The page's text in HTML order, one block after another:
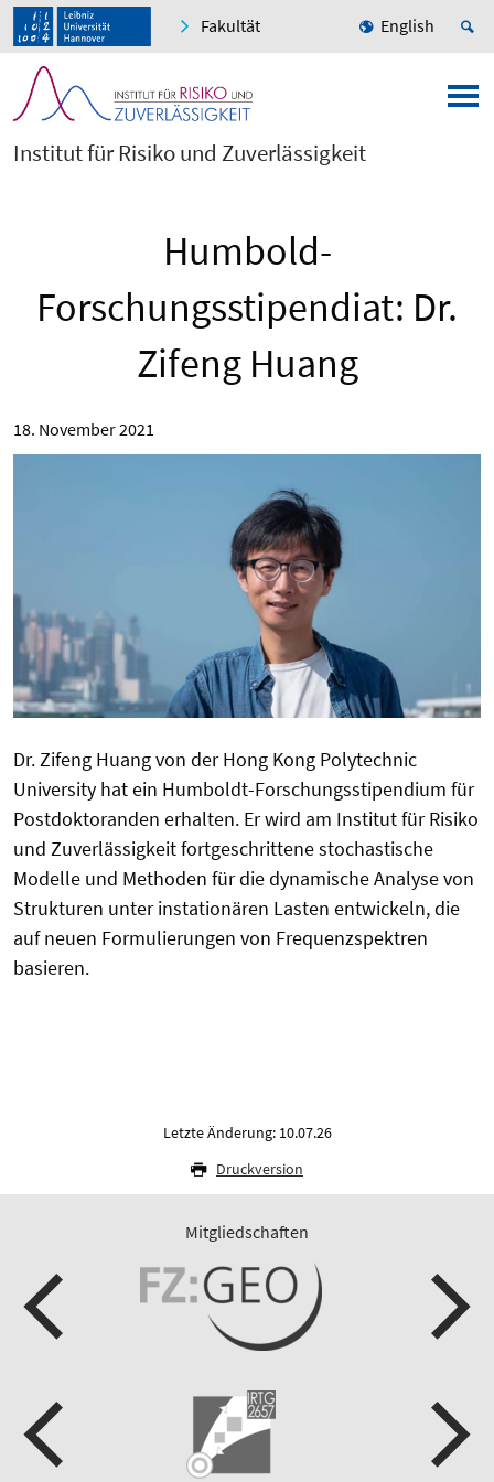
Fakultät English
Institut für Risiko und Zuverlässigkeit
Humbold-
Forschungsstipendiat: Dr.
Zifeng Huang
18. November 2021
Dr. Zifeng Huang von der Hong Kong Polytechnic
University hat ein Humboldt-Forschungsstipendium für
Postdoktoranden erhalten. Er wird am Institut für Risiko
und Zuverlässigkeit fortgeschrittene stochastische
Modelle und Methoden für die dynamische Analyse von
Strukturen unter instationären Lasten entwickeln, die
auf neuen Formulierungen von Frequenzspektren
basieren.
Letzte Änderung: 10.07.26
Druckversion
Mitgliedschaften